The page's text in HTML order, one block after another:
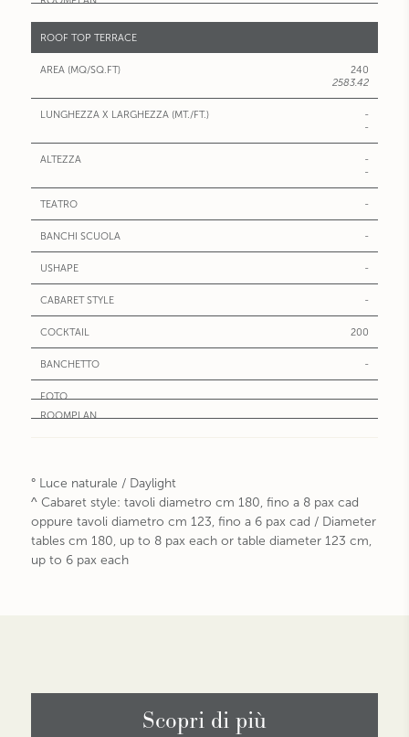
ROOF TOP TERRACE
240
2583.42
-
-
-
-
-
-
-
-
200
-
° Luce naturale / Daylight
^ Cabaret style: tavoli diametro cm 180, fino a 8 pax cad
oppure tavoli diametro cm 123, fino a 6 pax cad / Diameter
tables cm 180, up to 8 pax each or table diameter 123 cm,
up to 6 pax each
Scopri di più